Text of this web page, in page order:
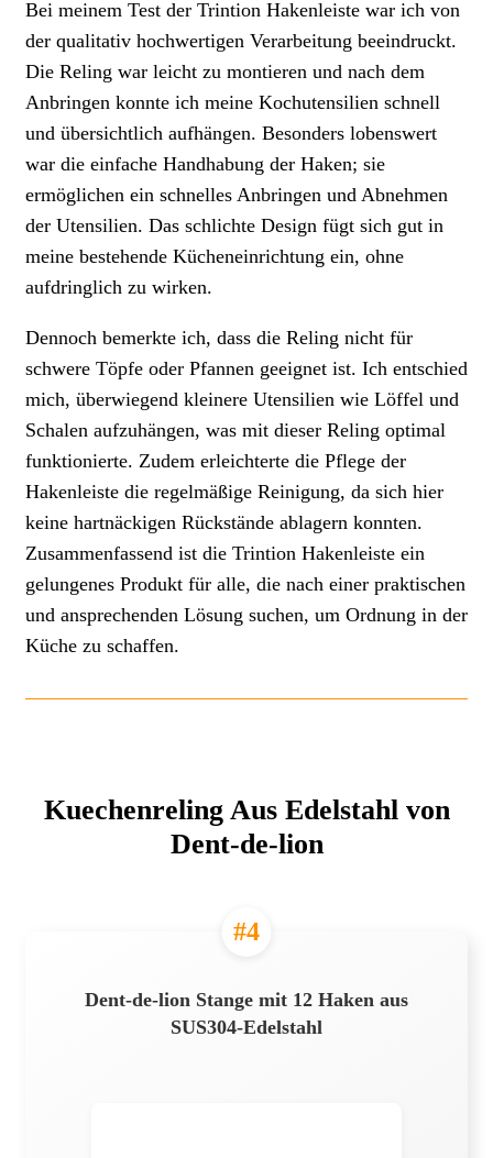
Bei meinem Test der Trintion Hakenleiste war ich von
der qualitativ hochwertigen Verarbeitung beeindruckt.
Die Reling war leicht zu montieren und nach dem
Anbringen konnte ich meine Kochutensilien schnell
und übersichtlich aufhängen. Besonders lobenswert
war die einfache Handhabung der Haken; sie
ermöglichen ein schnelles Anbringen und Abnehmen
der Utensilien. Das schlichte Design fügt sich gut in
meine bestehende Kücheneinrichtung ein, ohne
aufdringlich zu wirken.
Dennoch bemerkte ich, dass die Reling nicht für
schwere Töpfe oder Pfannen geeignet ist. Ich entschied
mich, überwiegend kleinere Utensilien wie Löffel und
Schalen aufzuhängen, was mit dieser Reling optimal
funktionierte. Zudem erleichterte die Pflege der
Hakenleiste die regelmäßige Reinigung, da sich hier
keine hartnäckigen Rückstände ablagern konnten.
Zusammenfassend ist die Trintion Hakenleiste ein
gelungenes Produkt für alle, die nach einer praktischen
und ansprechenden Lösung suchen, um Ordnung in der
Küche zu schaffen.
Kuechenreling Aus Edelstahl von
Dent-de-lion
#4
Dent-de-lion Stange mit 12 Haken aus
SUS304-Edelstahl